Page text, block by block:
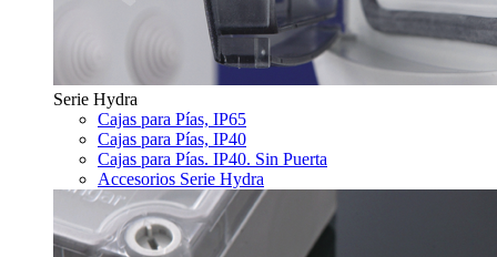
Serie Hydra
Cajas para Pías, IP65
Cajas para Pías, IP40
Cajas para Pías. IP40. Sin Puerta
Accesorios Serie Hydra